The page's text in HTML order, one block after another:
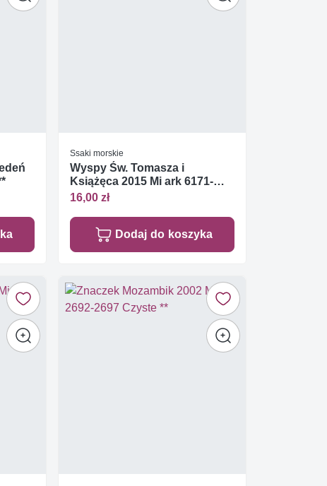
Ssaki morskie
Wyspy Św. Tomasza i
Książęca 2015 Mi ark 6171-
6174 Czyste **
16,00 zł
Dodaj do koszyka